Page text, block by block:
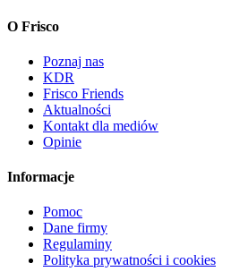
O Frisco
Poznaj nas
KDR
Frisco Friends
Aktualności
Kontakt dla mediów
Opinie
Informacje
Pomoc
Dane firmy
Regulaminy
Polityka prywatności i cookies